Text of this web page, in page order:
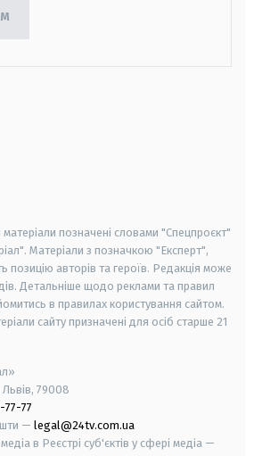
матеріали позначені словами "Спецпроєкт"
Матеріали з позначкою "Експерт",
позицію авторів та героїв. Редакція може
Детальніше щодо реклами та правил
в правилах користування сайтом.
сайту призначені для осіб старше 21
79008
77
— legal@24tv.com.ua
в Реєстрі суб'єктів у сфері медіа —